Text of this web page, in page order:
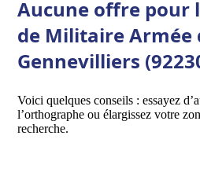
Aucune offre pour
de Militaire Armée
Gennevilliers
Voici quelques conseils : essayez
l’orthographe ou élargissez votre
recherche.